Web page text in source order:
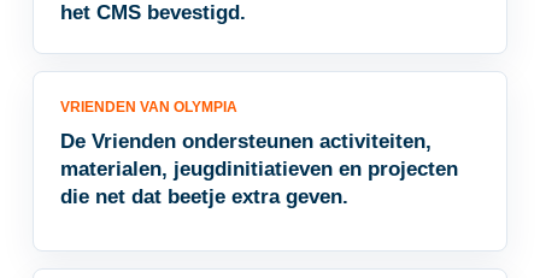
het CMS bevestigd.
VRIENDEN VAN OLYMPIA
De Vrienden ondersteunen activiteiten,
materialen, jeugdinitiatieven en projecten
die net dat beetje extra geven.